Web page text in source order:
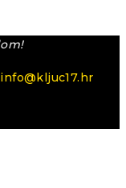
info@kljuc17.hr